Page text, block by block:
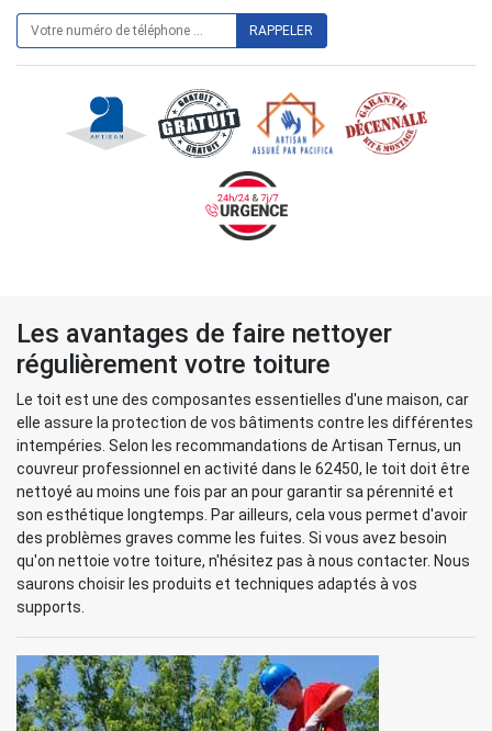
Les avantages de faire nettoyer
régulièrement votre toiture
Le toit est une des composantes essentielles d'une maison, car
elle assure la protection de vos bâtiments contre les différentes
intempéries. Selon les recommandations de Artisan Ternus, un
couvreur professionnel en activité dans le 62450, le toit doit être
nettoyé au moins une fois par an pour garantir sa pérennité et
son esthétique longtemps. Par ailleurs, cela vous permet d'avoir
des problèmes graves comme les fuites. Si vous avez besoin
qu'on nettoie votre toiture, n'hésitez pas à nous contacter. Nous
saurons choisir les produits et techniques adaptés à vos
supports.